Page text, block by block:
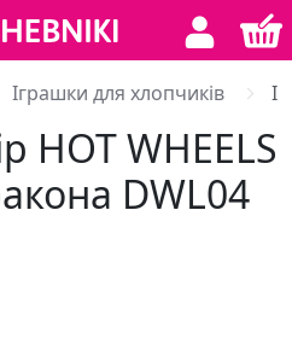
Іграшки для хлопчиків
HOT WHEELS
DWL04